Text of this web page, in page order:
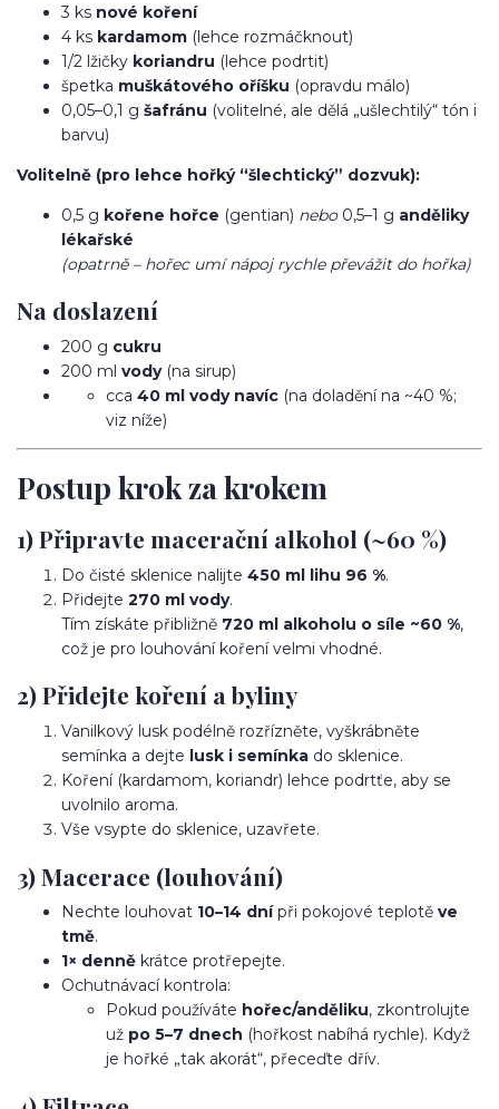
3 ks nové koření
4 ks kardamom (lehce rozmáčknout)
1/2 lžičky koriandru (lehce podrtit)
špetka muškátového oříšku (opravdu málo)
0,05–0,1 g šafránu (volitelné, ale dělá „ušlechtilý“ tón i
barvu)
Volitelně (pro lehce hořký “šlechtický” dozvuk):
0,5 g kořene hořce (gentian) nebo0,5–1 g anděliky
lékařské
(opatrně – hořec umí nápoj rychle převážit do hořka)
Na doslazení
200 g cukru
200 ml vody(na sirup)
cca 40 ml vody navíc (na doladění na ~40 %;
viz níže)
Postup krok za krokem
1) Připravte macerační alkohol (~60 %)
Do čisté sklenice nalijte 450 ml lihu 96 %.
Přidejte 270 ml vody.
Tím získáte přibližně 720 ml alkoholu o síle ~60 %,
což je pro louhování koření velmi vhodné.
2) Přidejte koření a byliny
Vanilkový lusk podélně rozřízněte, vyškrábněte
semínka a dejte lusk i semínka do sklenice.
Koření (kardamom, koriandr) lehce podrtťe, aby se
uvolnilo aroma.
Vše vsypte do sklenice, uzavřete.
3) Macerace (louhování)
Nechte louhovat 10–14 dnípři pokojové teplotě ve
tmě.
1× denně krátce protřepejte.
Ochutnávací kontrola:
Pokud používáte hořec/anděliku, zkontrolujte
už po 5–7 dnech (hořkost nabíhá rychle). Když
je hořké „tak akorát“, přeceďte dřív.